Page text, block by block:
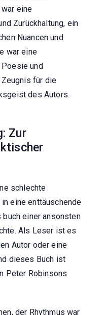
eine
Zurückhaltung, ein
Nuancen und
war eine
und
für die
des Autors.
Zur
schlechte
eine enttäuschende
buch einer ansonsten
Als Leser ist es
Autor oder eine
dieses Buch ist
Peter Robinsons
der Rhythmus war